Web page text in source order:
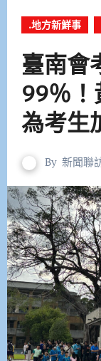
.地方新鮮事
臺南會
99％！
為考生
By 新聞聯